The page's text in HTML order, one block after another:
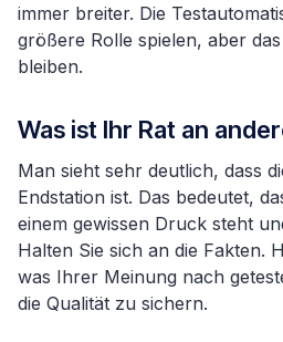
immer breiter. Die
größere Rolle spielen, aber
bleiben.
Was ist Ihr Rat an
Man sieht sehr deutlich, dass
Endstation ist. Das bedeutet,
einem gewissen Druck steht
Halten Sie sich an die Fakten.
was Ihrer Meinung nach
die Qualität zu sichern.